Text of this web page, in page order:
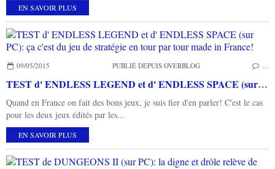
EN SAVOIR PLUS
09/05/2015 PUBLIÉ DEPUIS OVERBLOG …
TEST d' ENDLESS LEGEND et d' ENDLESS SPACE (sur PC): ça c'est du jeu de stratégie en tour par tour made in France!
Quand en France on fait des bons jeux, je suis fier d'en parler! C'est le cas
pour les deux jeux édités par les...
EN SAVOIR PLUS